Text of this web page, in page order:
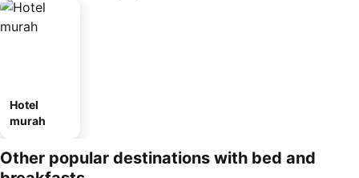
Hotel
murah
Other popular destinations with bed and